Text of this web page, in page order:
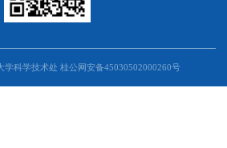
学科学技术处 桂公网安备45030502000260号